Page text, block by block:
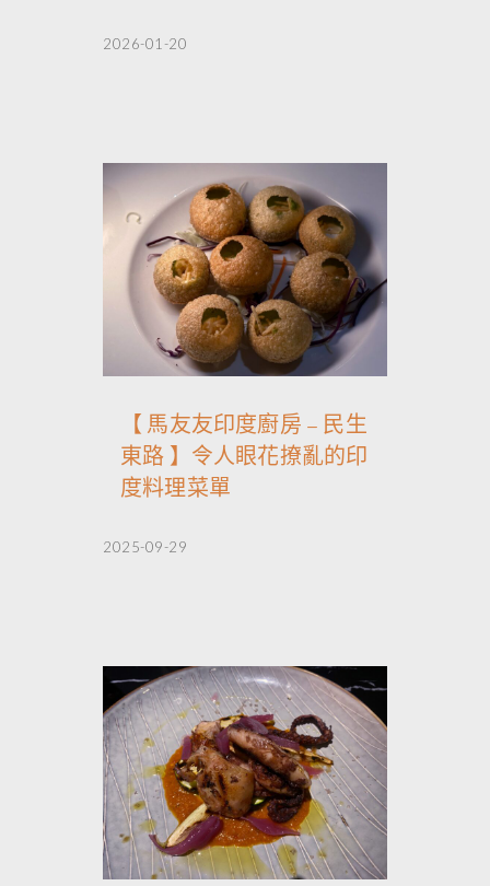
2026-01-20
【 馬友友印度廚房 – 民生
東路 】令人眼花撩亂的印
度料理菜單
2025-09-29